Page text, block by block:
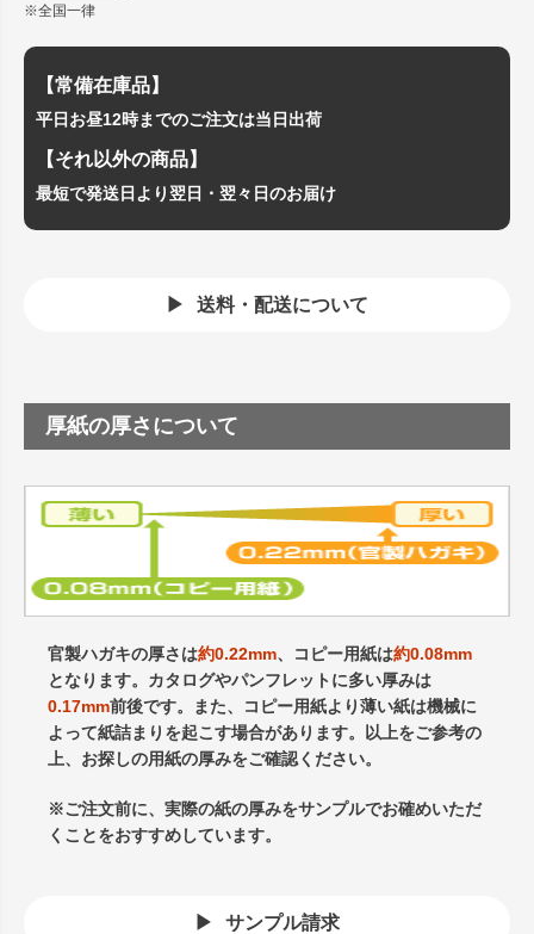
※全国一律
【常備在庫品】
平日お昼12時までのご注文は当日出荷
【それ以外の商品】
最短で発送日より翌日・翌々日のお届け
送料・配送について
厚紙の厚さについて
官製ハガキの厚さは約0.22mm、コピー用紙は約0.08mm
となります。カタログやパンフレットに多い厚みは
0.17mm前後です。また、コピー用紙より薄い紙は機械に
よって紙詰まりを起こす場合があります。以上をご参考の
上、お探しの用紙の厚みをご確認ください。
※ご注文前に、実際の紙の厚みをサンプルでお確めいただ
くことをおすすめしています。
サンプル請求